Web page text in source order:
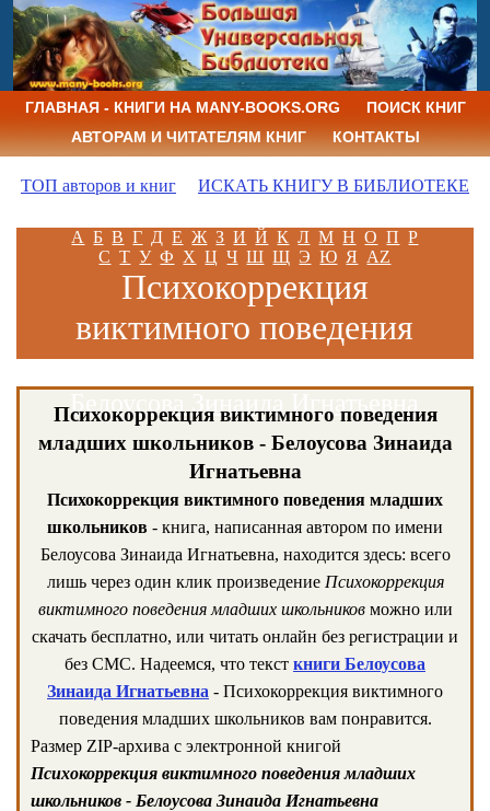
ГЛАВНАЯ - КНИГИ НА MANY-BOOKS.ORG
ПОИСК КНИГ
АВТОРАМ И ЧИТАТЕЛЯМ КНИГ
КОНТАКТЫ
ТОП авторов и книг ИСКАТЬ КНИГУ В БИБЛИОТЕКЕ
А Б В Г Д Е Ж З И Й К Л М Н О П Р
С Т У Ф Х Ц Ч Ш Щ Э Ю Я AZ
Психокоррекция
виктимного поведения
младших школьников
Психокоррекция виктимного поведения
младших школьников - Белоусова Зинаида
Игнатьевна
Психокоррекция виктимного поведения младших
школьников - книга, написанная автором по имени
Белоусова Зинаида Игнатьевна, находится здесь: всего
лишь через один клик произведение Психокоррекция
виктимного поведения младших школьниковможно или
скачать бесплатно, или читать онлайн без регистрации и
без СМС. Надеемся, что текст книги Белоусова
Зинаида Игнатьевна - Психокоррекция виктимного
поведения младших школьников вам понравится.
Размер ZIP-архива c электронной книгой
Психокоррекция виктимного поведения младших
школьников - Белоусова Зинаида Игнатьевна